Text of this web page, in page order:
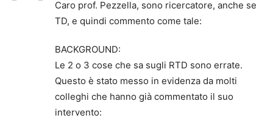
Caro prof. Pezzella, sono ricercatore, anche se
TD, e quindi commento come tale:
BACKGROUND:
Le 2 o 3 cose che sa sugli RTD sono errate.
Questo è stato messo in evidenza da molti
colleghi che hanno già commentato il suo
intervento: